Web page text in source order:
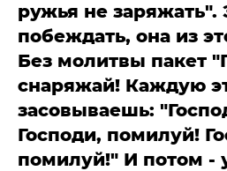
ружья не заряжать".
побеждать, она из
Без молитвы пакет
снаряжай! Каждую
засовываешь:
Господи, помилуй!
помилуй!" И потом -